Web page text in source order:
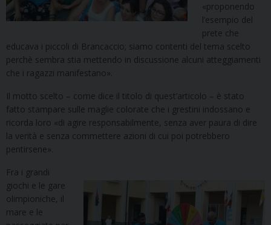
«proponendo
l’esempio del
prete che
educava i piccoli di Brancaccio; siamo contenti del tema scelto
perchè sembra stia mettendo in discussione alcuni atteggiamenti
che i ragazzi manifestano».
Il motto scelto – come dice il titolo di quest’articolo – è stato
fatto stampare sulle maglie colorate che i grestini indossano e
ricorda loro «di agire responsabilmente, senza aver paura di dire
la verità e senza commettere azioni di cui poi potrebbero
pentirsene».
Fra i grandi
giochi e le gare
olimpioniche, il
mare e le